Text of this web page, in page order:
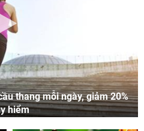
thang mỗi ngày, giảm 20%
hiểm